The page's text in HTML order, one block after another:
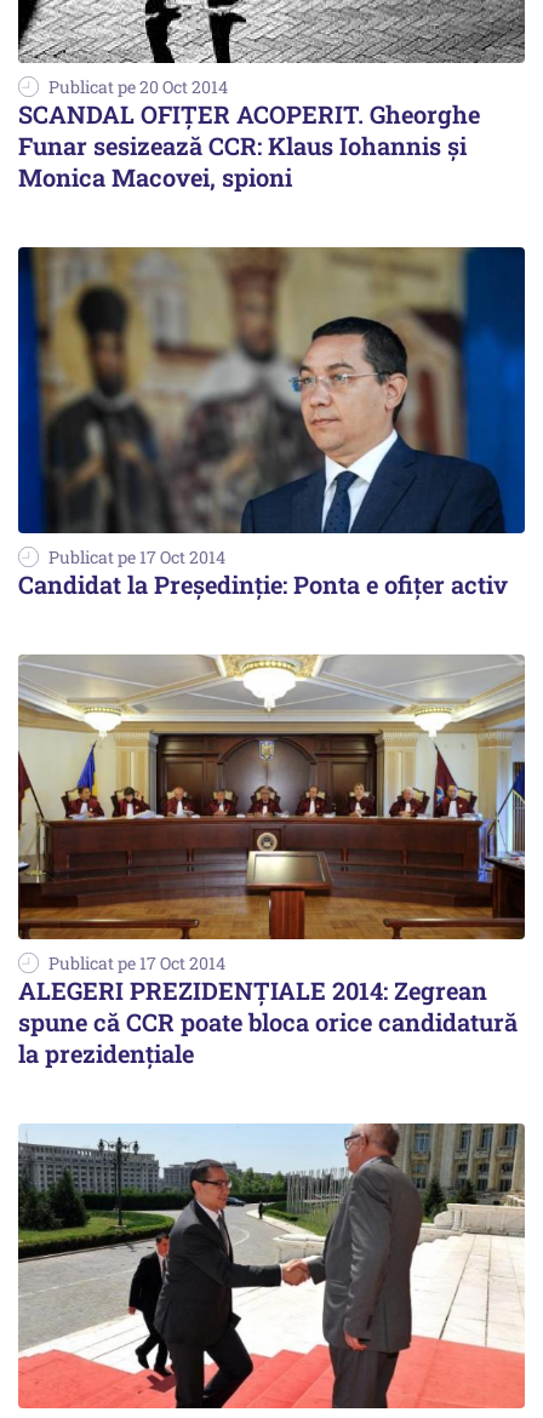
Publicat pe 20 Oct 2014
SCANDAL OFIȚER ACOPERIT. Gheorghe
Funar sesizează CCR: Klaus Iohannis și
Monica Macovei, spioni
Publicat pe 17 Oct 2014
Candidat la Președinție: Ponta e ofițer activ
Publicat pe 17 Oct 2014
ALEGERI PREZIDENȚIALE 2014: Zegrean
spune că CCR poate bloca orice candidatură
la prezidențiale